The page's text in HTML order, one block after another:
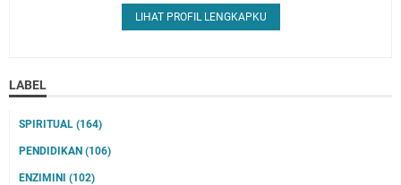
LIHAT PROFIL LENGKAPKU
LABEL
SPIRITUAL (164)
PENDIDIKAN (106)
ENZIMINI (102)